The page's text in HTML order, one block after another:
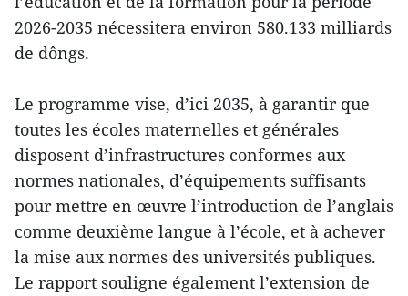
2026-2035 nécessitera environ 580.133 milliards
de dôngs.
Le programme vise, d’ici 2035, à garantir que
toutes les écoles maternelles et générales
disposent d’infrastructures conformes aux
normes nationales, d’équipements suffisants
pour mettre en œuvre l’introduction de l’anglais
comme deuxième langue à l’école, et à achever
la mise aux normes des universités publiques.
Le rapport souligne également l’extension de